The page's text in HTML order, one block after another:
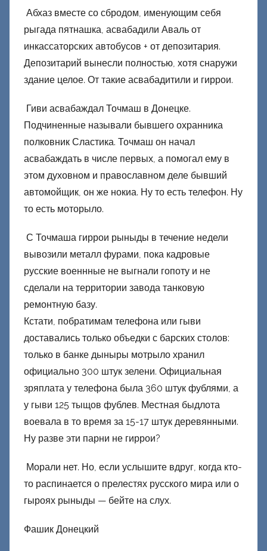
Абхаз вместе со сбродом, именующим себя
рыгада пятнашка, асвабадили Аваль от
инкассаторских автобусов + от депозитария.
Депозитарий вынесли полностью, хотя снаружи
здание целое. От такие асвабадитили и гиррои.
Гиви асвабаждал Точмаш в Донецке.
Подчиненные называли бывшего охранника
полковник Сластика. Точмаш он начал
асвабаждать в числе первых, а помогал ему в
этом духовном и православном деле бывший
автомойщик, он же нокиа. Ну то есть телефон. Ну
то есть моторыло.
С Точмаша гиррои рыныды в течение недели
вывозили металл фурами, пока кадровые
русские военнные не выгнали гопоту и не
сделали на территории завода танковую
ремонтную базу.
Кстати, побратимам телефона или гыви
доставались только объедки с барских столов:
только в банке дыныры мотрыло хранил
официально 300 штук зелени. Официальная
зряплата у телефона была 360 штук фублями, а
у гыви 125 тыщов фублев. Местная быдлота
воевала в то время за 15-17 штук деревянными.
Ну разве эти парни не гиррои?
Морали нет. Но, если услышите вдруг, когда кто-
то распинается о прелестях русского мира или о
гыроях рыныды — бейте на слух.
Фашик Донецкий